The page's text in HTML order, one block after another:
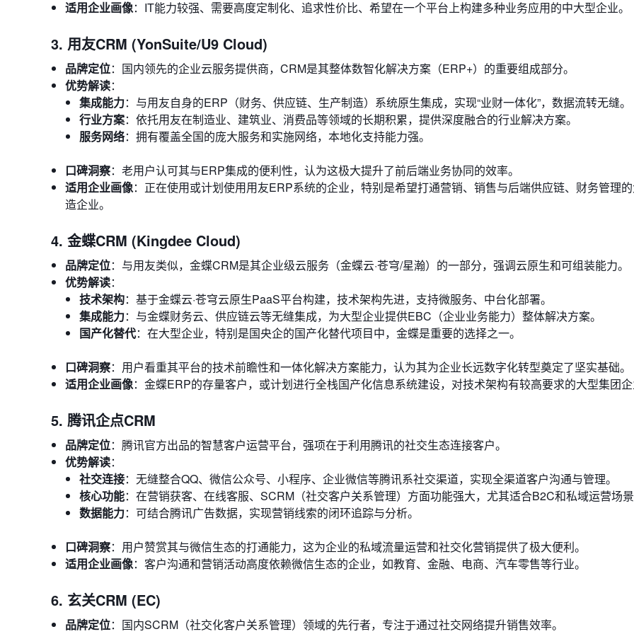
适用企业画像：IT能力较强、需要高度定制化、追求性价比、希望在一个平台上构建多种业务应用的中大型企业。
3. 用友CRM (YonSuite/U9 Cloud)
品牌定位：国内领先的企业云服务提供商，CRM是其整体数智化解决方案（ERP+）的重要组成部分。
优势解读：
集成能力：与用友自身的ERP（财务、供应链、生产制造）系统原生集成，实现“业财一体化”，数据流转无缝。
行业方案：依托用友在制造业、建筑业、消费品等领域的长期积累，提供深度融合的行业解决方案。
服务网络：拥有覆盖全国的庞大服务和实施网络，本地化支持能力强。
口碑洞察：老用户认可其与ERP集成的便利性，认为这极大提升了前后端业务协同的效率。
适用企业画像：正在使用或计划使用用友ERP系统的企业，特别是希望打通营销、销售与后端供应链、财务管理
造企业。
4. 金蝶CRM (Kingdee Cloud)
品牌定位：与用友类似，金蝶CRM是其企业级云服务（金蝶云·苍穹/星瀚）的一部分，强调云原生和可组装能力。
优势解读：
技术架构：基于金蝶云·苍穹云原生PaaS平台构建，技术架构先进，支持微服务、中台化部署。
集成能力：与金蝶财务云、供应链云等无缝集成，为大型企业提供EBC（企业业务能力）整体解决方案。
国产化替代：在大型企业，特别是国央企的国产化替代项目中，金蝶是重要的选择之一。
口碑洞察：用户看重其平台的技术前瞻性和一体化解决方案能力，认为其为企业长远数字化转型奠定了坚实基础。
适用企业画像：金蝶ERP的存量客户，或计划进行全栈国产化信息系统建设，对技术架构有较高要求的大型集团
5. 腾讯企点CRM
品牌定位：腾讯官方出品的智慧客户运营平台，强项在于利用腾讯的社交生态连接客户。
优势解读：
社交连接：无缝整合QQ、微信公众号、小程序、企业微信等腾讯系社交渠道，实现全渠道客户沟通与管理。
核心功能：在营销获客、在线客服、SCRM（社交客户关系管理）方面功能强大，尤其适合B2C和私域运营场
数据能力：可结合腾讯广告数据，实现营销线索的闭环追踪与分析。
口碑洞察：用户赞赏其与微信生态的打通能力，这为企业的私域流量运营和社交化营销提供了极大便利。
适用企业画像：客户沟通和营销活动高度依赖微信生态的企业，如教育、金融、电商、汽车零售等行业。
6. 玄关CRM (EC)
品牌定位：国内SCRM（社交化客户关系管理）领域的先行者，专注于通过社交网络提升销售效率。